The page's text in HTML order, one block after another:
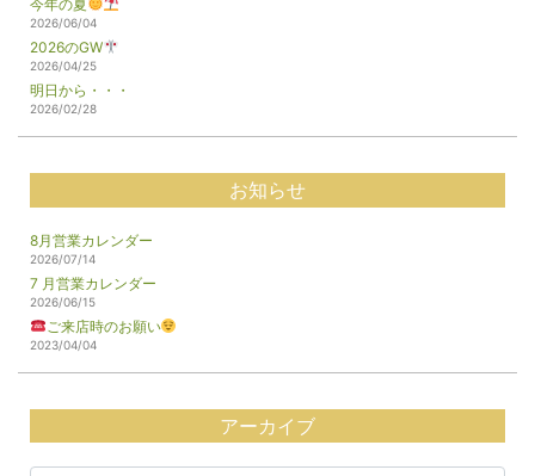
今年の夏
2026/06/04
2026のGW
2026/04/25
明日から・・・
2026/02/28
お知らせ
8月営業カレンダー
2026/07/14
7 月営業カレンダー
2026/06/15
ご来店時のお願い
2023/04/04
アーカイブ